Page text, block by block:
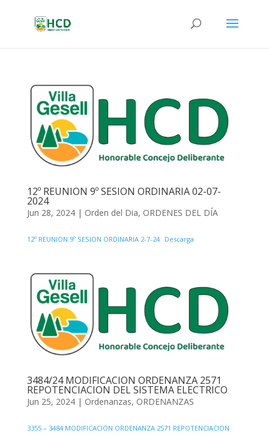
12º REUNION 9º SESION ORDINARIA 02-07-
2024
Jun 28, 2024| Orden del Dia, ORDENES DEL DÍA
12º REUNION 9º SESION ORDINARIA 2-7-24 Descarga
3484/24 MODIFICACION ORDENANZA 2571
REPOTENCIACION DEL SISTEMA ELECTRICO
Jun 25, 2024| Ordenanzas, ORDENANZAS
3355 – 3484 MODIFICACION ORDENANZA 2571 REPOTENCIACION